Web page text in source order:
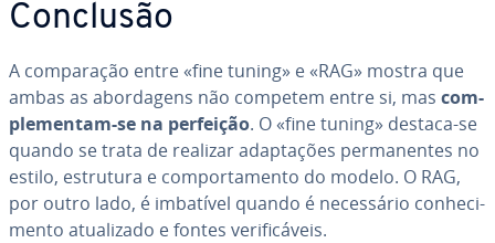
Conclusão
A com­pa­ra­ção entre «fine tuning» e «RAG» mostra que
ambas as abor­da­gens não competem entre si, mas com­
ple­men­tam-se na perfeição. O «fine tuning» destaca-se
quando se trata de realizar adap­ta­ções per­ma­nen­tes no
estilo, estrutura e com­por­ta­mento do modelo. O RAG,
por outro lado, é imbatível quando é ne­ces­sá­rio co­nhe­ci­
mento atu­a­li­zado e fontes ve­ri­fi­cá­veis.